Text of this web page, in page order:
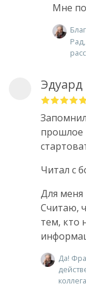
Мне
Эдуард
прошлое
Читал с
Для меня
Считаю,
тем, кто
Да!